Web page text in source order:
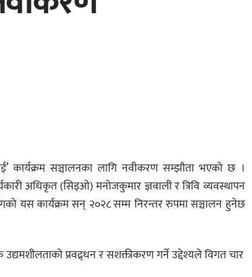
कार्यक्रम सञ्चालनका लागि नवीकरण सम्झौता भएको छ ।
अधिकृत (सिइओ) मनोजकुमार ज्ञवाली र त्रिवि व्यवस्थापन
यस कार्यक्रम सन् २०२८ सम्म निरन्तर रुपमा सञ्चालन हुनेछ
प्रवद्र्धन र सशक्तीकरण गर्ने उद्देश्यले विगत चार